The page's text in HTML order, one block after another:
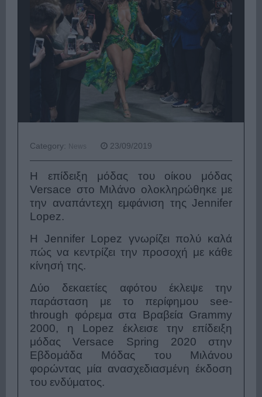
Category: News 23/09/2019
Η επίδειξη μόδας του οίκου μόδας
Versace στο Μιλάνο ολοκληρώθηκε με
την αναπάντεχη εμφάνιση της Jennifer
Lopez.
Η Jennifer Lopez γνωρίζει πολύ καλά
πώς να κεντρίζει την προσοχή με κάθε
κίνησή της.
Δύο δεκαετίες αφότου έκλεψε την
παράσταση με το περίφημου see-
through φόρεμα στα Βραβεία Grammy
2000, η Lopez έκλεισε την επίδειξη
μόδας Versace Spring 2020 στην
Εβδομάδα Μόδας του Μιλάνου
φορώντας μία ανασχεδιασμένη έκδοση
του ενδύματος.